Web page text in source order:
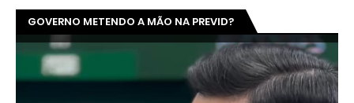
GOVERNO METENDO A MÃO NA PREVID?